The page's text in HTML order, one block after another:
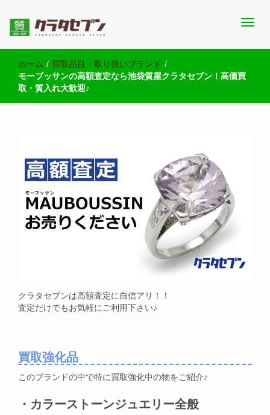
池袋の質屋クラタセブン 公式BLOG
績・販売商品情報や雑記をお届けします。
ホーム / 買取品目・取り扱いブランド /
モーブッサンの高額査定なら池袋質屋クラタセブン！高価買
取・質入れ大歓迎♪
クラタセブンは高額査定に自信アリ！！
査定だけでもお気軽にご利用下さい♪
買取強化品
このブランドの中で特に買取強化中の物をご紹介♪
・カラーストーンジュエリー全般